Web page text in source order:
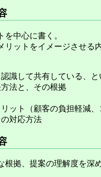
中心に書く。
ットをイメージさせる
識して共有している、と
法と、その根拠
ット（顧客の負担軽減
対応方法
拠、提案の理解度を深